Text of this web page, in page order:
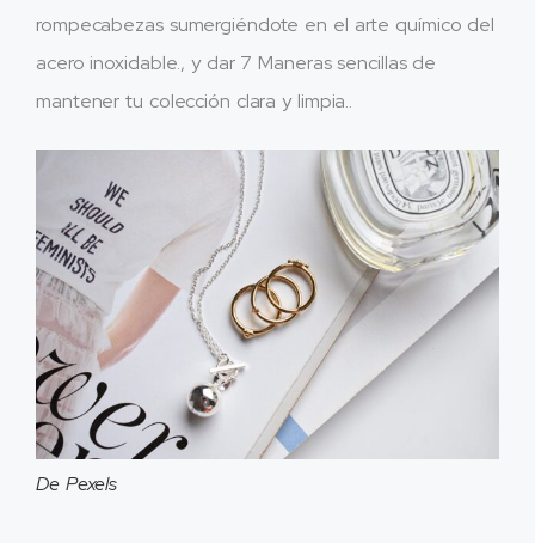
rompecabezas sumergiéndote en el arte químico del
acero inoxidable., y dar 7 Maneras sencillas de
mantener tu colección clara y limpia..
De Pexels